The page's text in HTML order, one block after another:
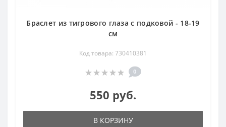
Браслет из тигрового глаза с подковой - 18-19
см
Код товара: 730410381
0
550 руб.
В КОРЗИНУ